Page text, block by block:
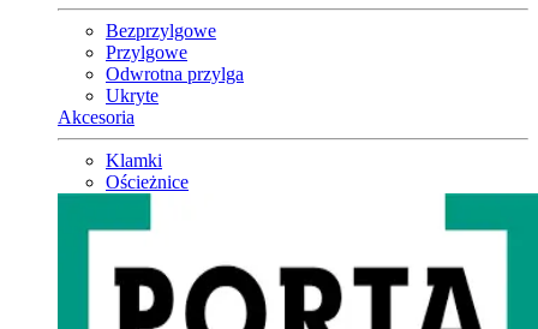
Bezprzylgowe
Przylgowe
Odwrotna przylga
Ukryte
Akcesoria
Klamki
Ościeżnice